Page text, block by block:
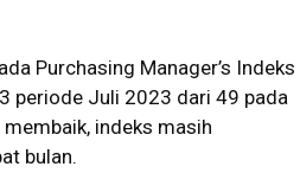
Purchasing Manager’s Indeks
periode Juli 2023 dari 49 pada
indeks masih
bulan.